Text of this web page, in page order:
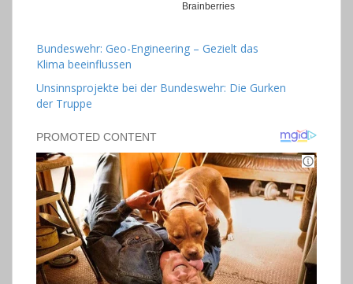
Bundeswehr: Geo-Engineering – Gezielt das
Klima beeinflussen
Unsinnsprojekte bei der Bundeswehr: Die Gurken
der Truppe